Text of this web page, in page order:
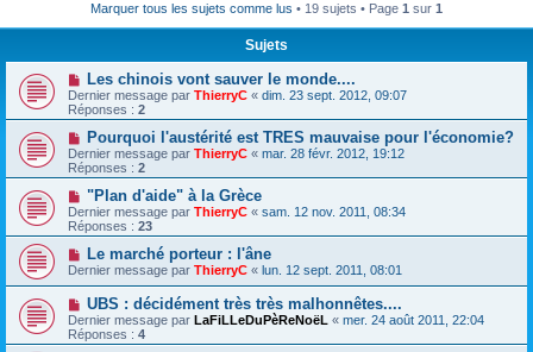
Marquer tous les sujets comme lus • 19 sujets • Page 1 sur 1
Sujets
Les chinois vont sauver le monde....
Dernier message par ThierryC « dim. 23 sept. 2012, 09:07
Réponses : 2
Pourquoi l'austérité est TRES mauvaise pour l'économie?
Dernier message par ThierryC « mar. 28 févr. 2012, 19:12
Réponses : 2
"Plan d'aide" à la Grèce
Dernier message par ThierryC « sam. 12 nov. 2011, 08:34
Réponses : 23
Le marché porteur : l'âne
Dernier message par ThierryC « lun. 12 sept. 2011, 08:01
UBS : décidément très très malhonnêtes....
Dernier message par LaFiLLeDuPèReNoëL « mer. 24 août 2011, 22:04
Réponses : 4